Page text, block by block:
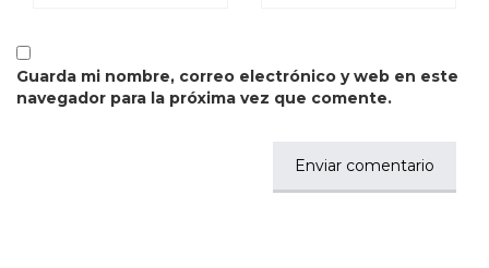
Guarda mi nombre, correo electrónico y web en este
navegador para la próxima vez que comente.